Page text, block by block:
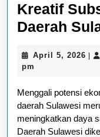
Kreatif
Daerah
April 5, 2026
pm
Menggali potensi
daerah Sulawesi
meningkatkan daya
Daerah Sulawesi